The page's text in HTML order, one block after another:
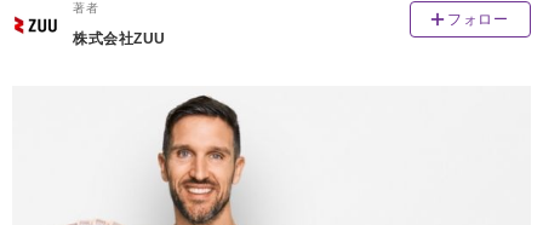
著者
株式会社ZUU
フォロー